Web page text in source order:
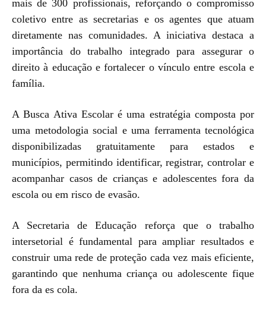
mais de 300 profissionais, reforçando o compromisso
coletivo entre as secretarias e os agentes que atuam
diretamente nas comunidades. A iniciativa destaca a
importância do trabalho integrado para assegurar o
direito à educação e fortalecer o vínculo entre escola e
família.
A Busca Ativa Escolar é uma estratégia composta por
uma metodologia social e uma ferramenta tecnológica
disponibilizadas gratuitamente para estados e
municípios, permitindo identificar, registrar, controlar e
acompanhar casos de crianças e adolescentes fora da
escola ou em risco de evasão.
A Secretaria de Educação reforça que o trabalho
intersetorial é fundamental para ampliar resultados e
construir uma rede de proteção cada vez mais eficiente,
garantindo que nenhuma criança ou adolescente fique
fora da es cola.